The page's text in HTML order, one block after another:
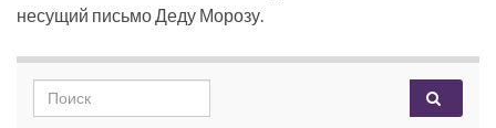
несущий письмо Деду Морозу.
Search for: